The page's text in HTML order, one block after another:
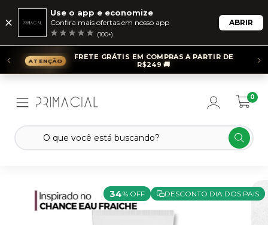
Use o app e economize
Confira mais ofertas em nosso app
(100+)
ABRIR
FRETE GRÁTIS EM COMPRAS A PARTIR DE
R$249 🚚
0
34% OFF DESCONTO DIA DOS PAIS